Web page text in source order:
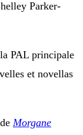
Parker-
PAL principale
et novellas
Morgane